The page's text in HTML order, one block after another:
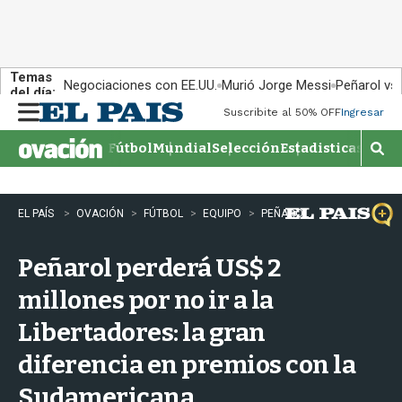
Temas
del día: Negociaciones con EE.UU. Murió Jorge Messi Peñarol
n
u
Suscribite al 50% OFFIngresar
FútbolMundialSelecciónEstadisticas
M
o
s
t
r
EL PAÍS OVACIÓN FÚTBOL EQUIPO PEÑAROL
Peñarol perderá US$ 2
millones por no ir a la
Libertadores: la gran
diferencia en premios con la